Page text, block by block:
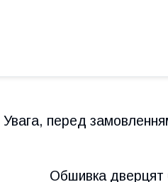
Увага, перед
Обшивка дверцят